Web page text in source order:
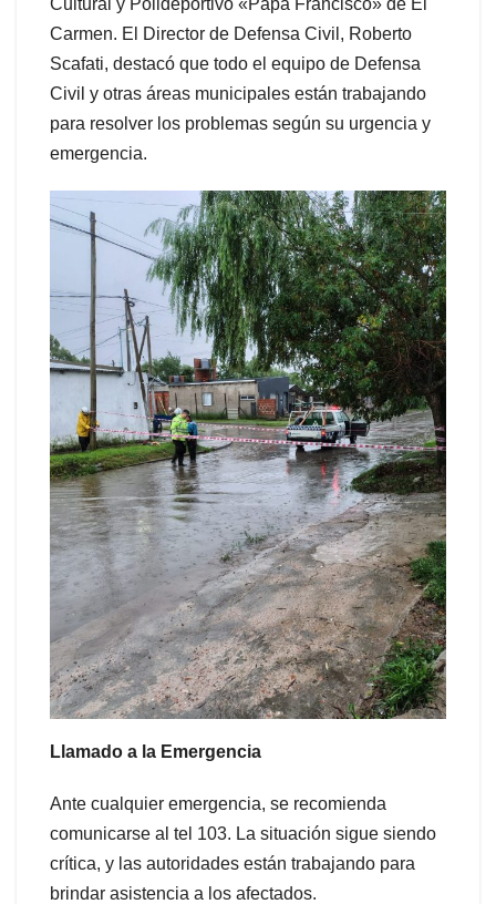
Carmen. El Director de Defensa Civil, Roberto
Scafati, destacó que todo el equipo de Defensa
Civil y otras áreas municipales están trabajando
para resolver los problemas según su urgencia y
emergencia.
Llamado a la Emergencia
Ante cualquier emergencia, se recomienda
comunicarse al tel 103. La situación sigue siendo
crítica, y las autoridades están trabajando para
brindar asistencia a los afectados.